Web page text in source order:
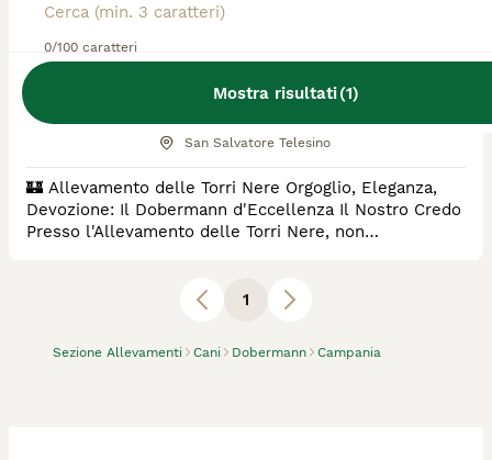
0/100 caratteri
Mostra risultati(1)
Sezione Allevamenti Cani Dobermann Campania
nere
Allevatore Con Affisso
Dobermann, Barbone
0 animali disponibili
San Salvatore Telesino
​🏰 Allevamento delle Torri Nere ​Orgoglio, Eleganza,
Devozione: Il Dobermann d'Eccellenza ​Il Nostro Credo
​Presso l'Allevamento delle Torri Nere, non
l'apice dell'ingegneria canina: un perfetto equilibrio tra
1